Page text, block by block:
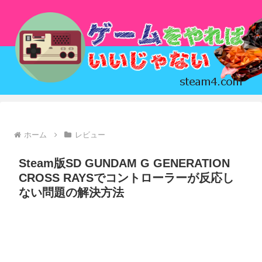
ホーム レビュー
Steam版SD GUNDAM G GENERATION
CROSS RAYSでコントローラーが反応し
ない問題の解決方法